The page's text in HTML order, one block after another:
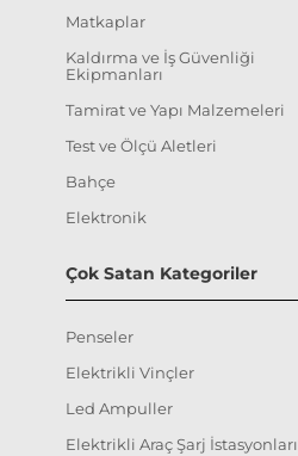
Matkaplar
Kaldırma ve İş Güvenliği
Ekipmanları
Tamirat ve Yapı Malzemeleri
Test ve Ölçü Aletleri
Bahçe
Elektronik
Çok Satan Kategoriler
Penseler
Elektrikli Vinçler
Led Ampuller
Elektrikli Araç Şarj İstasyonları